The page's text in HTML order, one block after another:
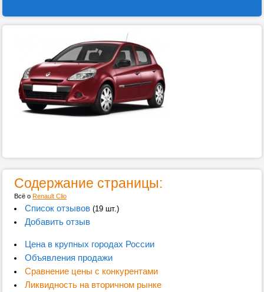
Содержание страницы:
Всё о Renault Clio
Список отзывов(19 шт.)
Добавить отзыв
Цена в крупных городах России
Объявления продажи
Сравнение цены с конкурентами
Ликвидность на вторичном рынке